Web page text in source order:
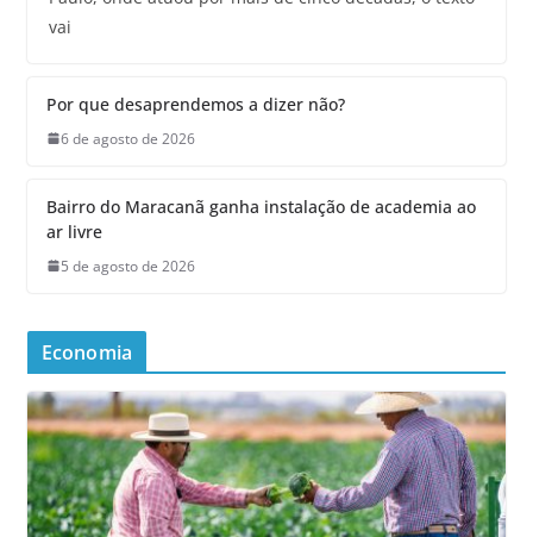
vai
Por que desaprendemos a dizer não?
6 de agosto de 2026
Bairro do Maracanã ganha instalação de academia ao
ar livre
5 de agosto de 2026
Economia